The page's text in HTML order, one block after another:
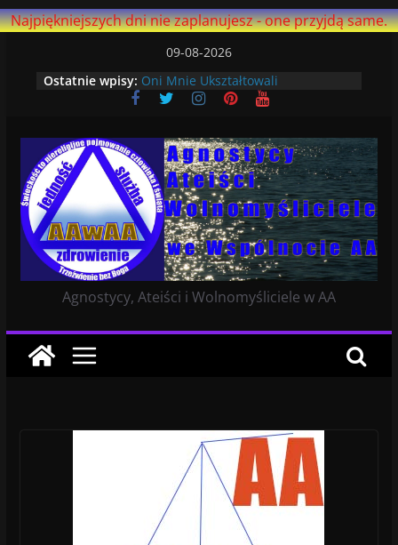
Najpiękniejszych dni nie zaplanujesz - one przyjdą same.
09-08-2026
Ostatnie wpisy: Oni Mnie Ukształtowali
Czekając: Siła Wyższa
Dlaczego lepiej mi się trzeźwieje
bez Boga
Ostatni artykuł na AA Agnostica –
strona ma ponad 14 i pół roku!
Ucząc Się Żyć Na Nowo
Agnostycy, Ateiści i Wolnomyśliciele w AA